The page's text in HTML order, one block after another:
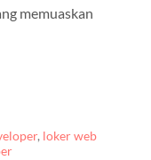
memuaskan
, loker web